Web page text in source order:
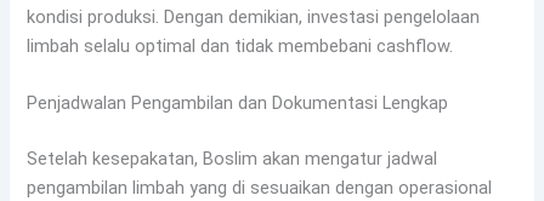
kondisi produksi. Dengan demikian, investasi pengelolaan
limbah selalu optimal dan tidak membebani cashflow.
Penjadwalan Pengambilan dan Dokumentasi Lengkap
Setelah kesepakatan, Boslim akan mengatur jadwal
pengambilan limbah yang di sesuaikan dengan operasional